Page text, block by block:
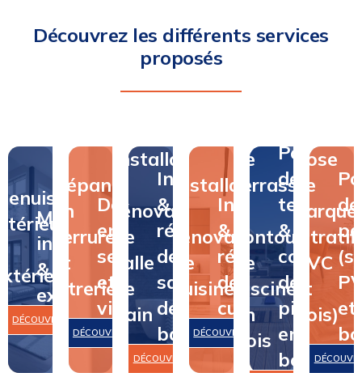
Découvrez les différents services
proposés
Menuiserie
intérieure
&
extérieure
DÉCOUVRIR
Dépannage
en
serrurerie
et
vitrerie
Dépannage
en
serrurerie
et
vitrerie
DÉCOUVRIR
Installation
&
rénovation
de
salle
de
bain
Installation
rénovation
de
salle
de
bain
DÉCOUVRIR
Installation
&
rénovation
de
cuisine
Installation
rénovation
de
cuisine
DÉCOUVRIR
Pose
de
terrasse
&
contour
de
piscine
en
bois
de
terrasse
contour
de
piscine
en
bois
de
et
Pose
de
PVC
et
bois)